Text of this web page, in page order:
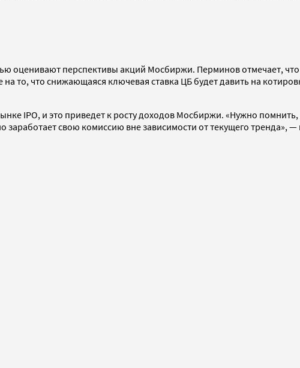
оценивают перспективы акций Мосбиржи. Перминов отмечает,
то, что снижающаяся ключевая ставка ЦБ будет давить на
IPO, и это приведет к росту доходов Мосбиржи. «Нужно
свою комиссию вне зависимости от текущего тренда», —